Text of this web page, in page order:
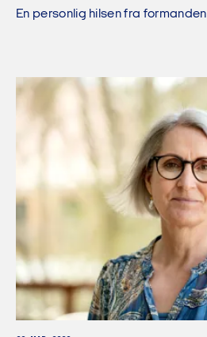
En personlig hilsen fra formanden